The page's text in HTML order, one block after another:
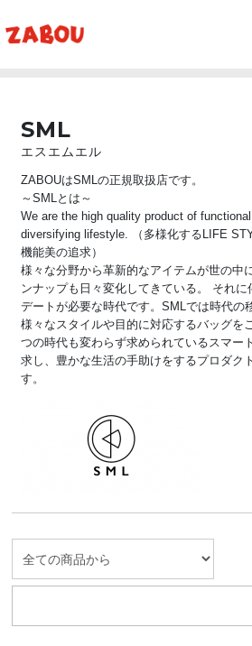
SML
エスエムエル
ZABOUはSMLの正規取扱店です。
～SMLとは～
We are the high quality product of
diversifying lifestyle. （多様化するLIFE
機能美の追求）
様々な分野から革新的なアイテムが世の中
ンナップも日々変化してきている。 それ
デートが必要な時代です。SMLでは時代の
様々なスタイルや目的に対応するバッグを
つの時代も変わらず求められているスマー
求し、豊かな生活の手助けをするプロダク
す。